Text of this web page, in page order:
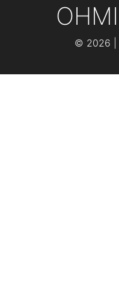
© 2026 |